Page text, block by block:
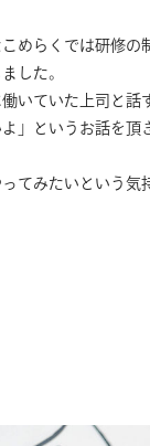
めらくでは研修
した。
いていた上司と話
」というお話を頂
てみたいという気